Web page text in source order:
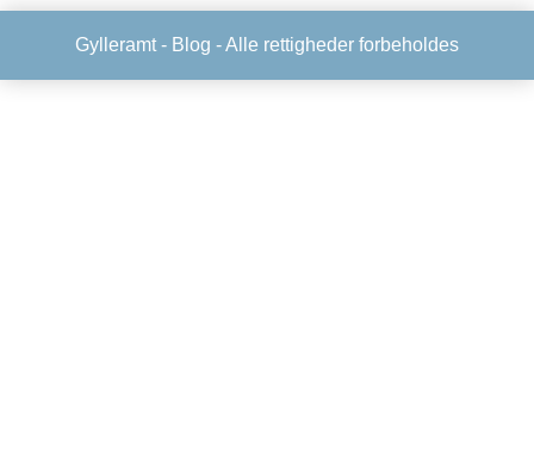
Gylleramt - Blog - Alle rettigheder forbeholdes